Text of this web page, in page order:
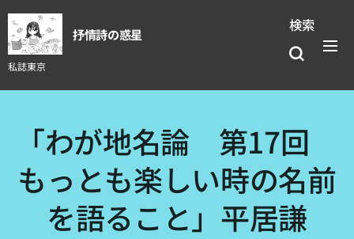
抒情詩の惑星
私誌東京
検索
「わが地名論 第17回
もっとも楽しい時の名前
を語ること」平居謙